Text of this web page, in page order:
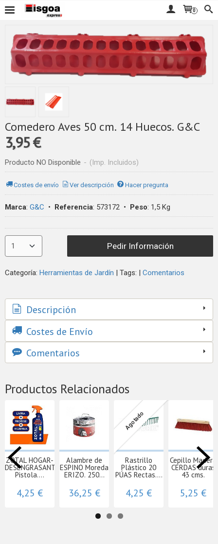
0
Comedero Aves 50 cm. 14 Huecos. G&C
3,95 €
Producto NO Disponible - (Imp. Incluidos)
Costes de envío Ver descripción Hacer pregunta
Marca: G&C • Referencia: 573172 • Peso: 1,5 Kg
Pedir Información
Categoría: Herramientas de Jardín | Tags: | Comentarios
Descripción
Costes de Envío
Comentarios
Productos Relacionados
ZOTAL HOGAR-
DESENGRASANTE
Pistola....
4,25 €
Alambre de
ESPINO Moreda
ERIZO. 250...
36,25 €
Agotado
Rastrillo
Plástico 20
PÚAS Rectas....
4,25 €
Cepillo Madera
CERDAS duras
43 cms.
5,25 €